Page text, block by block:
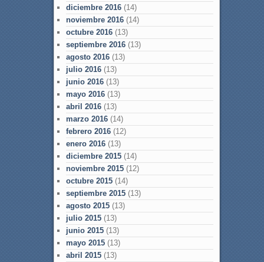
diciembre 2016(14)
noviembre 2016(14)
octubre 2016(13)
septiembre 2016(13)
agosto 2016(13)
julio 2016(13)
junio 2016(13)
mayo 2016(13)
abril 2016(13)
marzo 2016(14)
febrero 2016(12)
enero 2016(13)
diciembre 2015(14)
noviembre 2015(12)
octubre 2015(14)
septiembre 2015(13)
agosto 2015(13)
julio 2015(13)
junio 2015(13)
mayo 2015(13)
abril 2015(13)